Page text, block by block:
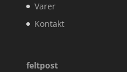
Varer
Kontakt
feltpost